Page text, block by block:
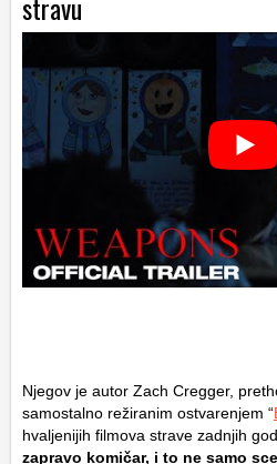
stravu
Njegov je autor Zach Cregger,
samostalno režiranim ostvarenjem “
hvaljenijih filmova strave zadnjih
zapravo komičar, i to ne samo